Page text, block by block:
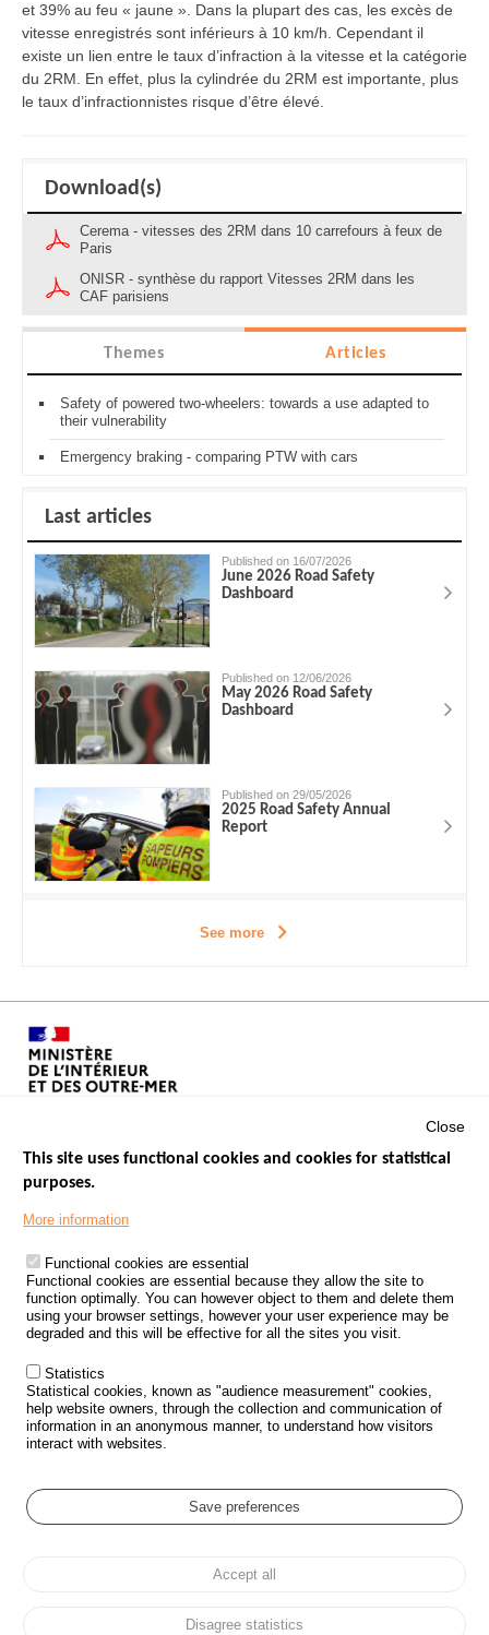
et 39% au feu « jaune ». Dans la plupart des cas, les excès de
vitesse enregistrés sont inférieurs à 10 km/h. Cependant il
existe un lien entre le taux d’infraction à la vitesse et la catégorie
du 2RM. En effet, plus la cylindrée du 2RM est importante, plus
le taux d’infractionnistes risque d’être élevé.
Download(s)
Cerema - vitesses des 2RM dans 10 carrefours à feux de
Paris
ONISR - synthèse du rapport Vitesses 2RM dans les
CAF parisiens
Themes Articles
Safety of powered two-wheelers: towards a use adapted to
their vulnerability
Emergency braking - comparing PTW with cars
Last articles
Published on 16/07/2026
June 2026 Road Safety
Dashboard
Published on 12/06/2026
May 2026 Road Safety
Dashboard
Published on 29/05/2026
2025 Road Safety Annual
Report
See more
Footer
PROCESSING OF PERSONAL DATA FROM ROAD ACCIDENTS
KNOWLEDGE CENTRE
CALL FOR RESEARCH PROJECTS
ROAD SAFETY POLICY
Outils
EVENTS
GLOSSARY
Cookie settings
Personal data protection and Cookies
Close
This site uses functional cookies and cookies for statistical
purposes.
More information
Functional cookies are essential
Functional cookies are essential because they allow the site to
function optimally. You can however object to them and delete them
using your browser settings, however your user experience may be
degraded and this will be effective for all the sites you visit.
Statistics
Statistical cookies, known as "audience measurement" cookies,
help website owners, through the collection and communication of
information in an anonymous manner, to understand how visitors
interact with websites.
Save preferences
Accept all
Disagree statistics